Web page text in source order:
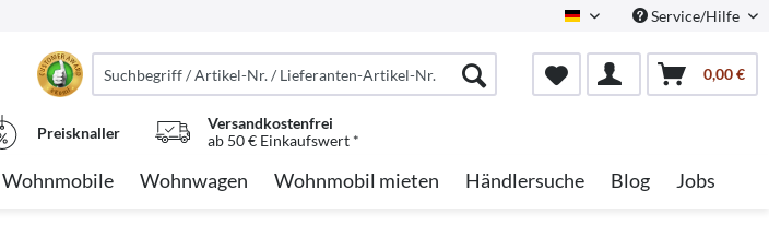
German Service/Hilfe
0,00 €
Preisknaller
Versandkostenfrei
ab 50 € Einkaufswert *
Wohnmobile Wohnwagen Wohnmobil mieten Händlersuche Blog Jobs